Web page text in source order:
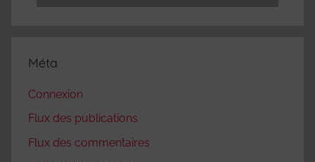
Méta
Connexion
Flux des publications
Flux des commentaires